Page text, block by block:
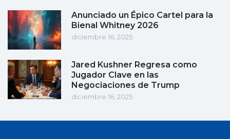
Anunciado un Épico Cartel para la
Bienal Whitney 2026
diciembre 16, 2025
Jared Kushner Regresa como
Jugador Clave en las
Negociaciones de Trump
diciembre 16, 2025